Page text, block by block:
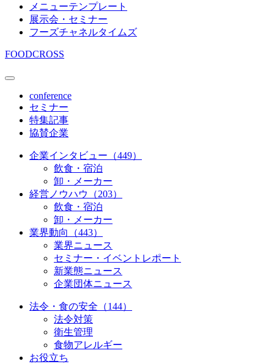
メニューテンプレート
展示会・セミナー
フーズチャネルタイムズ
FOODCROSS
conference
セミナー
特集記事
協賛企業
企業インタビュー（449）
飲食・宿泊
卸・メーカー
経営ノウハウ（203）
飲食・宿泊
卸・メーカー
業界動向（443）
業界ニュース
セミナー・イベントレポート
新業態ニュース
企業団体ニュース
法令・食の安全（144）
法令対策
衛生管理
食物アレルギー
お役立ち